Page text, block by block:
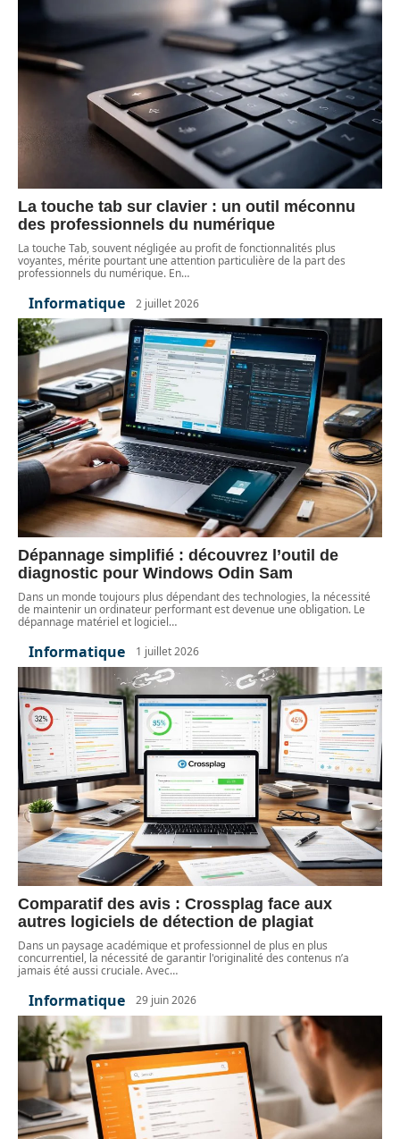
La touche tab sur clavier : un outil méconnu
des professionnels du numérique
La touche Tab, souvent négligée au profit de fonctionnalités plus
voyantes, mérite pourtant une attention particulière de la part des
professionnels du numérique. En…
Informatique 2 juillet 2026
Dépannage simplifié : découvrez l’outil de
diagnostic pour Windows Odin Sam
Dans un monde toujours plus dépendant des technologies, la nécessité
de maintenir un ordinateur performant est devenue une obligation. Le
dépannage matériel et logiciel…
Informatique 1 juillet 2026
Comparatif des avis : Crossplag face aux
autres logiciels de détection de plagiat
Dans un paysage académique et professionnel de plus en plus
concurrentiel, la nécessité de garantir l'originalité des contenus n’a
jamais été aussi cruciale. Avec…
Informatique 29 juin 2026